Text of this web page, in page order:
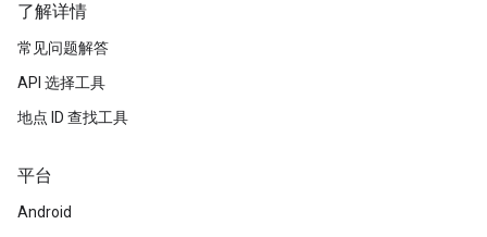
了解详情
常见问题解答
API 选择工具
地点 ID 查找工具
平台
Android